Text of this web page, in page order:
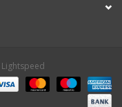
Lightspeed